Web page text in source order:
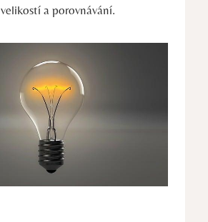
a porovnávání.